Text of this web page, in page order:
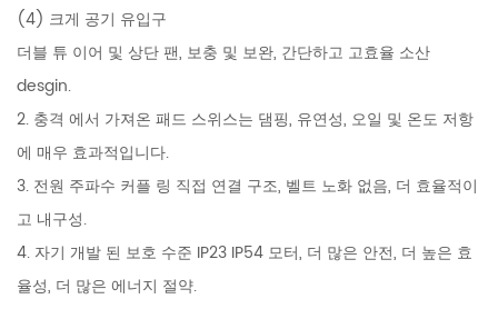
(4) 크게 공기 유입구
더블 튜 이어 및 상단 팬, 보충 및 보완, 간단하고 고효율 소산
desgin.
2. 충격 에서 가져온 패드 스위스는 댐핑, 유연성, 오일 및 온도 저항
에 매우 효과적입니다.
3. 전원 주파수 커플 링 직접 연결 구조, 벨트 노화 없음, 더 효율적이
고 내구성.
4. 자기 개발 된 보호 수준 IP23 IP54 모터, 더 많은 안전, 더 높은 효
율성, 더 많은 에너지 절약.